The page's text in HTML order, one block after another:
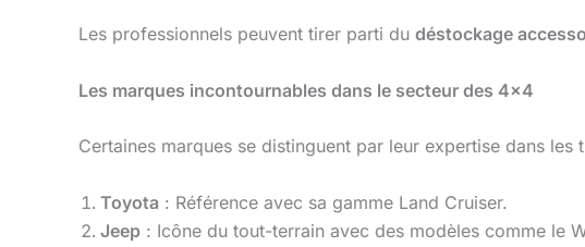
Les professionnels peuvent tirer parti du déstockage
Les marques incontournables dans le secteur des 4×4
Certaines marques se distinguent par leur expertise dans les
Toyota : Référence avec sa gamme Land Cruiser.
Jeep : Icône du tout-terrain avec des modèles comme le